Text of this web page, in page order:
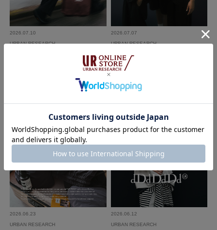
2026.07.10
URBAN RESEARCH
must buy - The summer issue｜UR
2026.07.07
URBAN RESEARCH
Wide Dad - BREEZY TECH CHARC
OAL & BLACK｜URBAN RESEAR
CH
2026.06.23
URBAN RESEARCH
2026.06.12
URBAN RESEARCH